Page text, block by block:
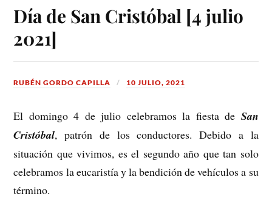
Día de San Cristóbal [4 julio
2021]
RUBÉN GORDO CAPILLA 10 JULIO, 2021
El domingo 4 de julio celebramos la fiesta de San
Cristóbal, patrón de los conductores. Debido a la
situación que vivimos, es el segundo año que tan solo
celebramos la eucaristía y la bendición de vehículos a su
término.